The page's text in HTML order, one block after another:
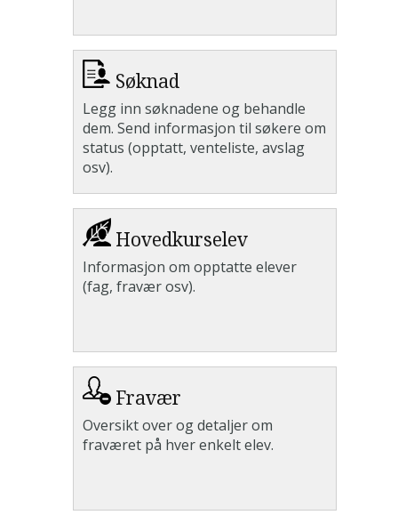
Søknad
Legg inn søknadene og behandle
dem. Send informasjon til søkere om
status (opptatt, venteliste, avslag
osv).
Hovedkurselev
Informasjon om opptatte elever
(fag, fravær osv).
Fravær
Oversikt over og detaljer om
fraværet på hver enkelt elev.